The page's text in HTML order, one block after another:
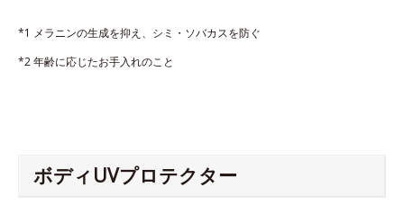
*1 メラニンの生成を抑え、シミ・ソバカスを防ぐ
*2 年齢に応じたお手入れのこと
ボディUVプロテクター